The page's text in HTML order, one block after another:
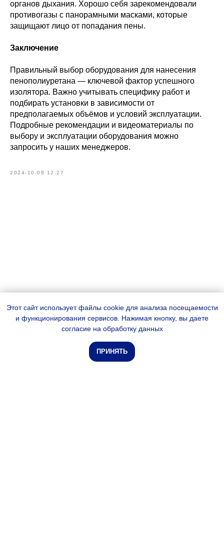
органов дыхания. Хорошо себя зарекомендовали
противогазы с панорамными масками, которые
защищают лицо от попадания пены.
Заключение
Правильный выбор оборудования для нанесения
пенополиуретана — ключевой фактор успешного
изолятора. Важно учитывать специфику работ и
подбирать установки в зависимости от
предполагаемых объёмов и условий эксплуатации.
Подробные рекомендации и видеоматериалы по
выбору и эксплуатации оборудования можно
запросить у наших менеджеров.
2024-10-08 12:27
Этот сайт использует файлы cookie для анализа посещаемости
и функционирования сервисов. Нажимая кнопку, вы даете
согласие на обработку данных
ПРИНЯТЬ